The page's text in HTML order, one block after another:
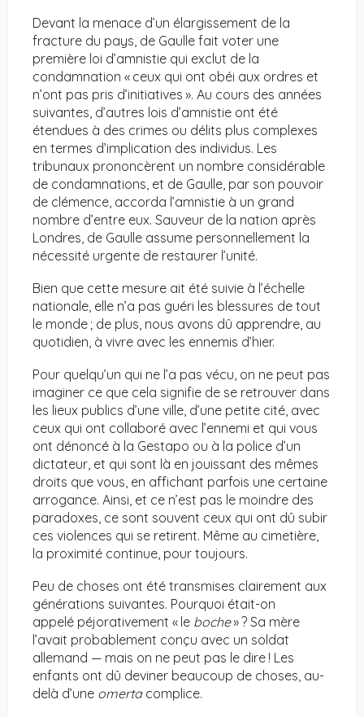
Devant la menace d’un élargissement de la
fracture du pays, de Gaulle fait voter une
première loi d’amnistie qui exclut de la
condamnation « ceux qui ont obéi aux ordres et
n’ont pas pris d’initiatives ». Au cours des années
suivantes, d’autres lois d’amnistie ont été
étendues à des crimes ou délits plus complexes
en termes d’implication des individus. Les
tribunaux prononcèrent un nombre considérable
de condamnations, et de Gaulle, par son pouvoir
de clémence, accorda l’amnistie à un grand
nombre d’entre eux. Sauveur de la nation après
Londres, de Gaulle assume personnellement la
nécessité urgente de restaurer l’unité.
Bien que cette mesure ait été suivie à l’échelle
nationale, elle n’a pas guéri les blessures de tout
le monde ; de plus, nous avons dû apprendre, au
quotidien, à vivre avec les ennemis d’hier.
Pour quelqu’un qui ne l’a pas vécu, on ne peut pas
imaginer ce que cela signifie de se retrouver dans
les lieux publics d’une ville, d’une petite cité, avec
ceux qui ont collaboré avec l’ennemi et qui vous
ont dénoncé à la Gestapo ou à la police d’un
dictateur, et qui sont là en jouissant des mêmes
droits que vous, en affichant parfois une certaine
arrogance. Ainsi, et ce n’est pas le moindre des
paradoxes, ce sont souvent ceux qui ont dû subir
ces violences qui se retirent. Même au cimetière,
la proximité continue, pour toujours.
Peu de choses ont été transmises clairement aux
générations suivantes. Pourquoi était-on
appelé péjorativement « le boche» ? Sa mère
l’avait probablement conçu avec un soldat
allemand — mais on ne peut pas le dire ! Les
enfants ont dû deviner beaucoup de choses, au-
delà d’une omertacomplice.